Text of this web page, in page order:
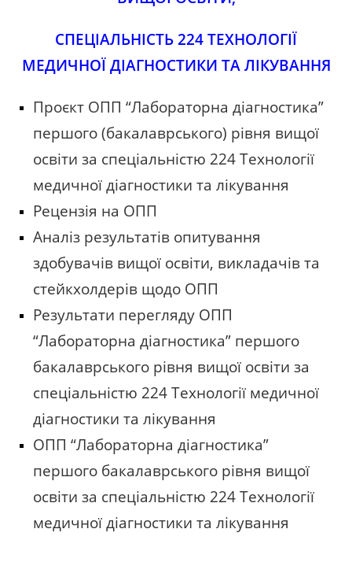
СПЕЦІАЛЬНІСТЬ 224 ТЕХНОЛОГІЇ
МЕДИЧНОЇ ДІАГНОСТИКИ ТА ЛІКУВАННЯ
Проєкт ОПП “Лабораторна діагностика”
першого (бакалаврського) рівня вищої
освіти за спеціальністю 224 Технології
медичної діагностики та лікування
Рецензія на ОПП
Аналіз результатів опитування
здобувачів вищої освіти, викладачів та
стейкхолдерів щодо ОПП
Результати перегляду ОПП
“Лабораторна діагностика” першого
бакалаврського рівня вищої освіти за
спеціальністю 224 Технології медичної
діагностики та лікування
ОПП “Лабораторна діагностика”
першого бакалаврського рівня вищої
освіти за спеціальністю 224 Технології
медичної діагностики та лікування